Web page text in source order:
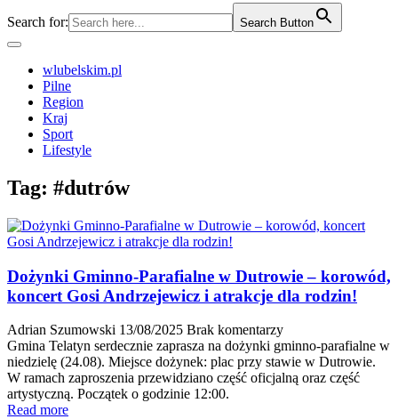
Search for: Search Button
wlubelskim.pl
Pilne
Region
Kraj
Sport
Lifestyle
Tag: #dutrów
Dożynki Gminno-Parafialne w Dutrowie – korowód,
koncert Gosi Andrzejewicz i atrakcje dla rodzin!
Adrian Szumowski 13/08/2025 Brak komentarzy
Gmina Telatyn serdecznie zaprasza na dożynki gminno-parafialne w
niedzielę (24.08). Miejsce dożynek: plac przy stawie w Dutrowie.
W ramach zaproszenia przewidziano część oficjalną oraz część
artystyczną. Początek o godzinie 12:00.
Read more